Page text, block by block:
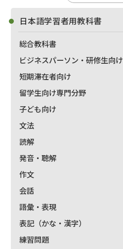
日本語学習者用教科書
総合教科書
ビジネスパーソン・研修生向け
短期滞在者向け
留学生向け専門分野
子ども向け
文法
読解
発音・聴解
作文
会話
語彙・表現
表記（かな・漢字）
練習問題